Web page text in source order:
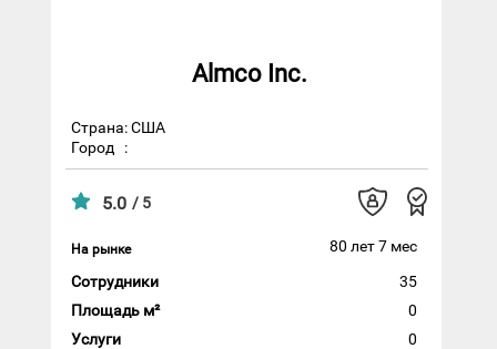
Almco Inc.
Страна: США
Город
:
5.0 / 5
На рынке
80 лет 7 мес
Сотрудники
35
Площадь м²
0
Услуги
0